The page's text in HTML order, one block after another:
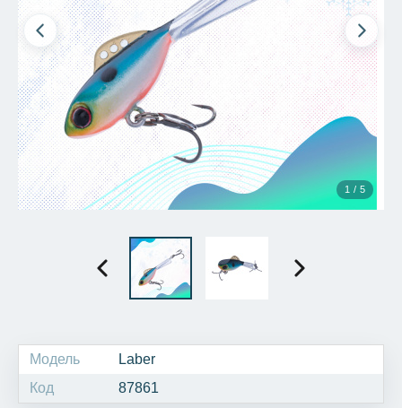
1 / 5
Модель
Laber
Код
87861